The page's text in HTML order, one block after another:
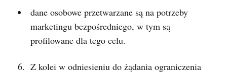
dane osobowe przetwarzane są na potrzeby
marketingu bezpośredniego, w tym są
profilowane dla tego celu.
Z kolei w odniesieniu do żądania ograniczenia